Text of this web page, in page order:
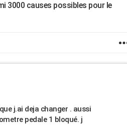
3000 causes possibles pour le
j.ai deja changer . aussi
pedale 1 bloqué. j